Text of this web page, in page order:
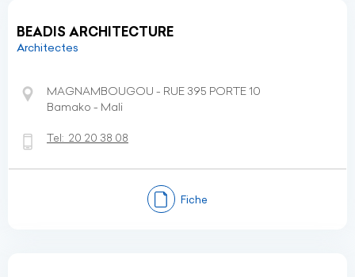
BEADIS ARCHITECTURE
Architectes
MAGNAMBOUGOU - RUE 395 PORTE 10
Bamako - Mali
Tel: 20 20 38 08
Fiche